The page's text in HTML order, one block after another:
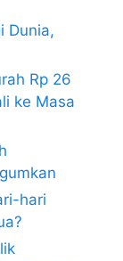
Dunia,
Rp 26
ke Masa
hari